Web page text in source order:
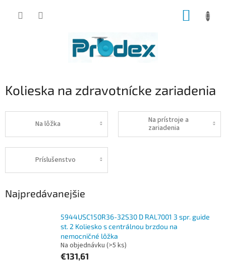
Kolieska na zdravotnícke zariadenia
Na lôžka
Na prístroje a
zariadenia
Príslušenstvo
Najpredávanejšie
5944USC150R36-32S30 D RAL7001 3 spr. guide
st. 2 Koliesko s centrálnou brzdou na
nemocničné lôžka
Na objednávku (>5 ks)
€131,61